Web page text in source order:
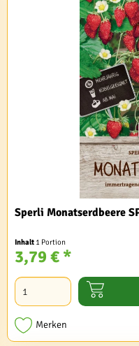
Sperli Monatserdbeere
Inhalt 1 Portion
3,79 € *
Merken